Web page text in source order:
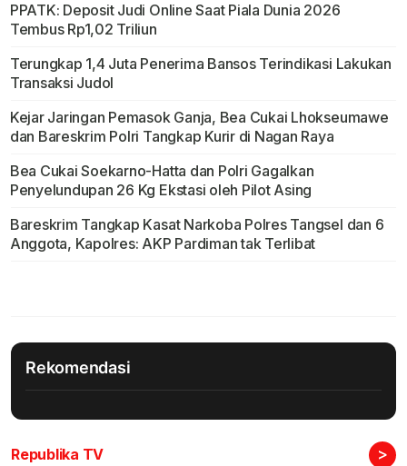
PPATK: Deposit Judi Online Saat Piala Dunia 2026
Tembus Rp1,02 Triliun
Terungkap 1,4 Juta Penerima Bansos Terindikasi Lakukan
Transaksi Judol
Kejar Jaringan Pemasok Ganja, Bea Cukai Lhokseumawe
dan Bareskrim Polri Tangkap Kurir di Nagan Raya
Bea Cukai Soekarno-Hatta dan Polri Gagalkan
Penyelundupan 26 Kg Ekstasi oleh Pilot Asing
Bareskrim Tangkap Kasat Narkoba Polres Tangsel dan 6
Anggota, Kapolres: AKP Pardiman tak Terlibat
Rekomendasi
Republika TV >